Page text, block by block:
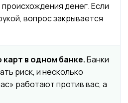
денег. Если
вопрос закрывается
в одном банке.Банки
риск, и несколько
работают против вас, а